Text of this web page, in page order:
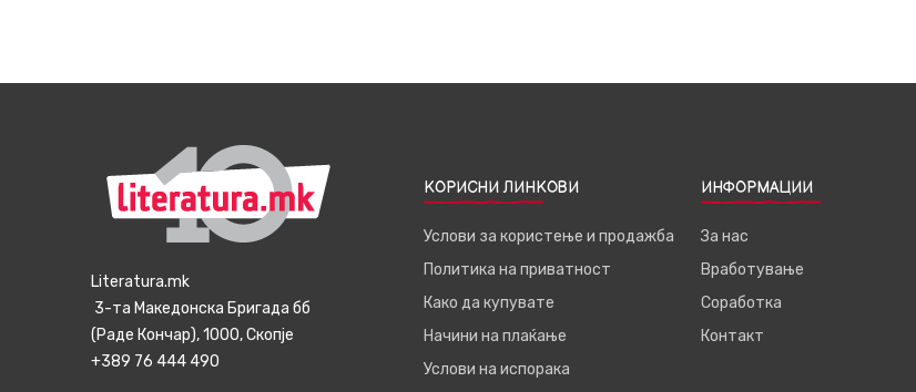
Literatura.mk
3-та Македонска Бригада бб
(Раде Кончар), 1000, Скопје
+389 76 444 490
КОРИСНИ ЛИНКОВИ
Услови за користење и продажба
Политика на приватност
Како да купувате
Начини на плаќање
Услови на испорака
ИНФОРМАЦИИ
За нас
Вработување
Соработка
Контакт